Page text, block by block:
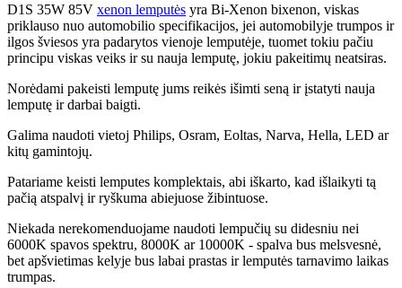
D1S 35W 85V xenon lemputės yra Bi-Xenon bixenon, viskas
priklauso nuo automobilio specifikacijos, jei automobilyje trumpos ir
ilgos šviesos yra padarytos vienoje lemputėje, tuomet tokiu pačiu
principu viskas veiks ir su nauja lemputę, jokiu pakeitimų neatsiras.
Norėdami pakeisti lemputę jums reikės išimti seną ir įstatyti nauja
lemputę ir darbai baigti.
Galima naudoti vietoj Philips, Osram, Eoltas, Narva, Hella, LED ar
kitų gamintojų.
Patariame keisti lemputes komplektais, abi iškarto, kad išlaikyti tą
pačią atspalvį ir ryškuma abiejuose žibintuose.
Niekada nerekomenduojame naudoti lempučių su didesniu nei
6000K spavos spektru, 8000K ar 10000K - spalva bus melsvesnė,
bet apšvietimas kelyje bus labai prastas ir lemputės tarnavimo laikas
trumpas.